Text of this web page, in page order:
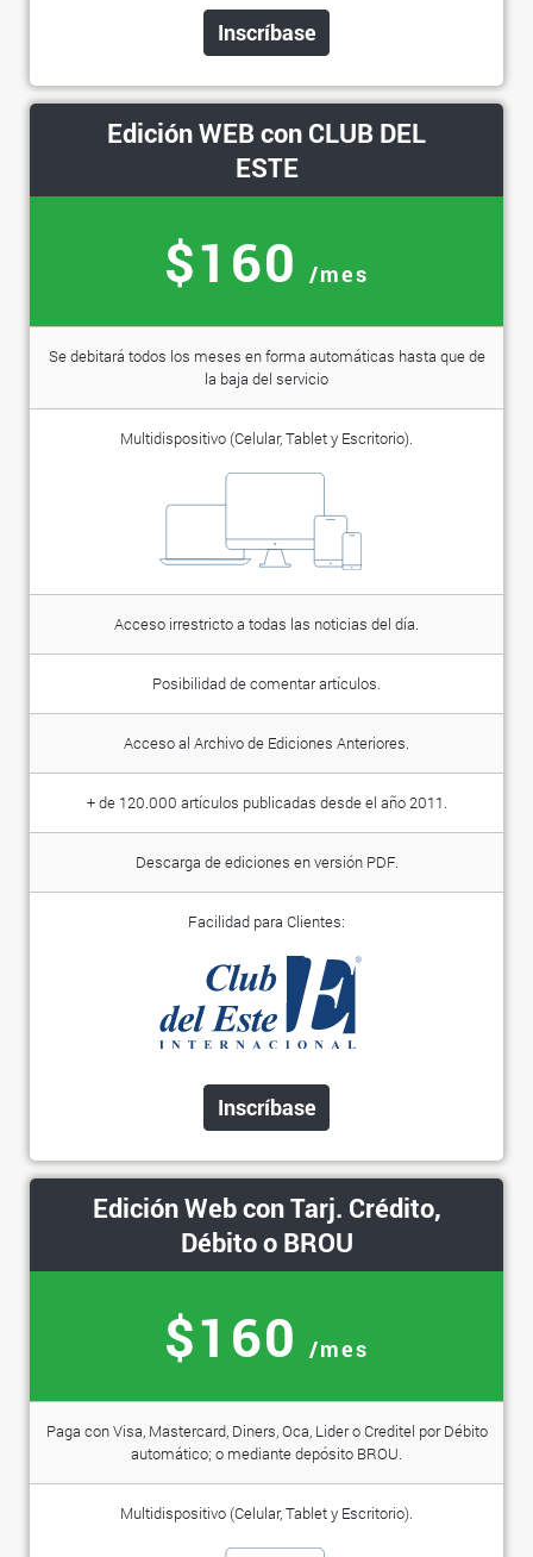
Inscríbase
Edición WEB con CLUB DEL
ESTE
$160 /mes
Se debitará todos los meses en forma automáticas hasta que de
la baja del servicio
Multidispositivo (Celular, Tablet y Escritorio).
Acceso irrestricto a todas las noticias del día.
Posibilidad de comentar artículos.
Acceso al Archivo de Ediciones Anteriores.
+ de 120.000 artículos publicadas desde el año 2011.
Descarga de ediciones en versión PDF.
Facilidad para Clientes:
Inscríbase
Edición Web con Tarj. Crédito,
Débito o BROU
$160 /mes
Paga con Visa, Mastercard, Diners, Oca, Lider o Creditel por Débito
automático; o mediante depósito BROU.
Multidispositivo (Celular, Tablet y Escritorio).